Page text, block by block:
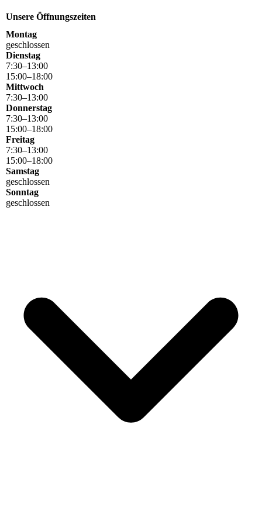
Unsere Öffnungszeiten
Montag
geschlossen
Dienstag
7:30–13:00
15:00–18:00
Mittwoch
7:30–13:00
Donnerstag
7:30–13:00
15:00–18:00
Freitag
7:30–13:00
15:00–18:00
Samstag
geschlossen
Sonntag
geschlossen